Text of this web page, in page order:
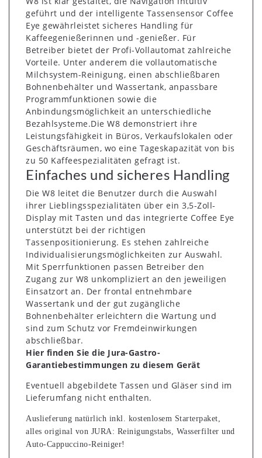
geführt und der intelligente Tassensensor Coffee
Eye gewährleistet sicheres Handling für
Kaffeegenießerinnen und -genießer. Für
Betreiber bietet der Profi-Vollautomat zahlreiche
Vorteile. Unter anderem die vollautomatische
Milchsystem-Reinigung, einen abschließbaren
Bohnenbehälter und Wassertank, anpassbare
Programmfunktionen sowie die
Anbindungsmöglichkeit an unterschiedliche
Bezahlsysteme.Die W8 demonstriert ihre
Leistungsfähigkeit in Büros, Verkaufslokalen oder
Geschäftsräumen, wo eine Tageskapazität von bis
zu 50 Kaffeespezialitäten gefragt ist.
Einfaches und sicheres Handling
Die W8 leitet die Benutzer durch die Auswahl
ihrer Lieblingsspezialitäten über ein 3,5-Zoll-
Display mit Tasten und das integrierte Coffee Eye
unterstützt bei der richtigen
Tassenpositionierung. Es stehen zahlreiche
Individualisierungsmöglichkeiten zur Auswahl.
Mit Sperrfunktionen passen Betreiber den
Zugang zur W8 unkompliziert an den jeweiligen
Einsatzort an. Der frontal entnehmbare
Wassertank und der gut zugängliche
Bohnenbehälter erleichtern die Wartung und
sind zum Schutz vor Fremdeinwirkungen
abschließbar.
Hier finden Sie die Jura-Gastro-
Garantiebestimmungen zu diesem Gerät
Eventuell abgebildete Tassen und Gläser sind im
Lieferumfang nicht enthalten.
Auslieferung natürlich inkl. kostenlosem Starterpaket,
alles original von JURA: Reinigungstabs, Wasserfilter und
Auto-Cappuccino-Reiniger!